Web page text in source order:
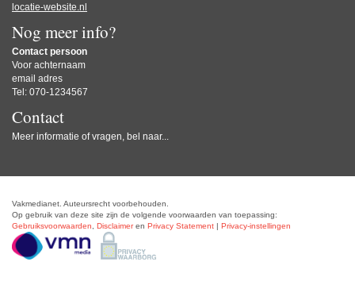
locatie-website.nl
Nog meer info?
Contact persoon
Voor achternaam
email adres
Tel: 070-1234567
Contact
Meer informatie of vragen, bel naar...
Vakmedianet. Auteursrecht voorbehouden.
Op gebruik van deze site zijn de volgende voorwaarden van toepassing:
Gebruiksvoorwaarden
Disclaimeren Privacy Statement | Privacy-instellingen